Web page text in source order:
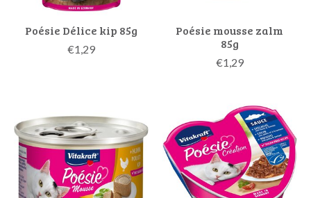
Poésie Délice kip 85g
€1,29
Poésie mousse zalm
85g
€1,29